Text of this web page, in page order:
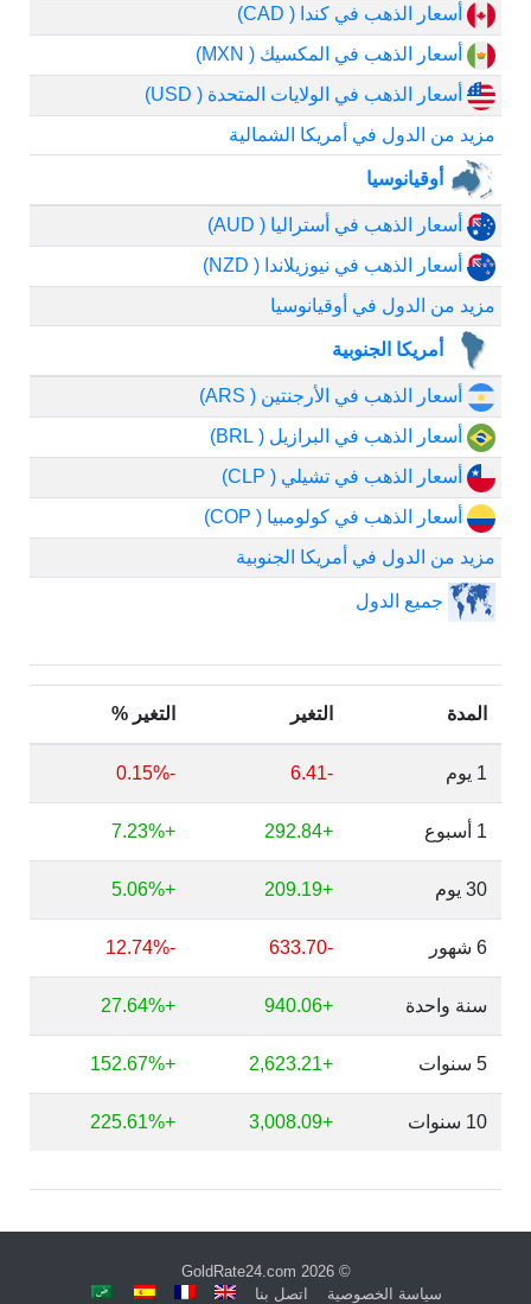
أسعار الذهب في كندا ( CAD)
أسعار الذهب في المكسيك ( MXN)
أسعار الذهب في الولايات المتحدة ( USD)
مزيد من الدول في أمريكا الشمالية
أوقيانوسيا
أسعار الذهب في أستراليا ( AUD)
أسعار الذهب في نيوزيلاندا ( NZD)
مزيد من الدول في أوقيانوسيا
أمريكا الجنوبية
أسعار الذهب في الأرجنتين ( ARS)
أسعار الذهب في البرازيل ( BRL)
أسعار الذهب في تشيلي ( CLP)
أسعار الذهب في كولومبيا ( COP)
مزيد من الدول في أمريكا الجنوبية
جميع الدول
المدة التغير التغير %
1 يوم -6.41
-0.15%
1 أسبوع +292.84
+7.23%
30 يوم +209.19
+5.06%
6 شهور -633.70
-12.74%
سنة واحدة +940.06
+27.64%
5 سنوات +2,623.21
+152.67%
10 سنوات +3,008.09
+225.61%
© 2026
GoldRate24.com
سياسة الخصوصية
اتصل بنا